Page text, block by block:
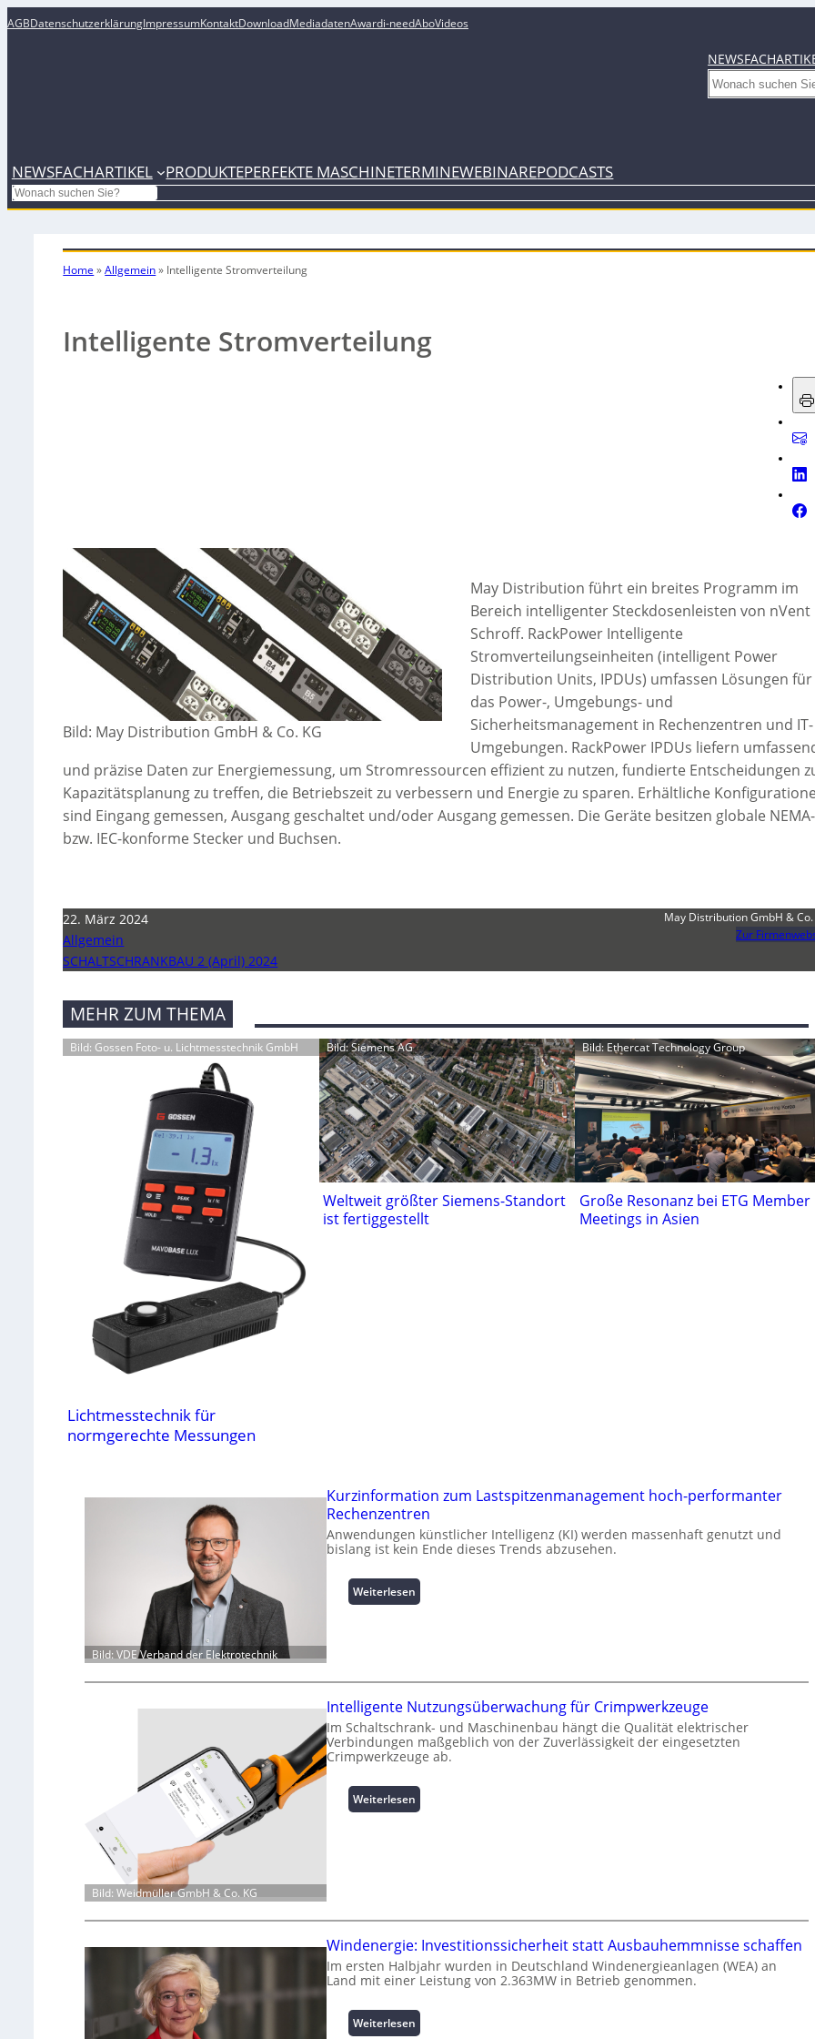
AGBDatenschutzerklärungImpressumKontaktDownloadMediadatenAwardi-needAboVideos
NEWS
Search
NEWSFACHARTIKEL PRODUKTEPERFEKTE MASCHINETERMINEWEBINAREPODCASTS
Search
Home »Allgemein» Intelligente Stromverteilung
Intelligente Stromverteilung
Bild: May Distribution GmbH & Co. KG
May Distribution führt ein breites Programm im
Bereich intelligenter Steckdosenleisten von nVent
Schroff. RackPower Intelligente
Stromverteilungseinheiten (intelligent Power
Distribution Units, IPDUs) umfassen Lösungen für
das Power-, Umgebungs- und
Sicherheitsmanagement in Rechenzentren und IT-
Umgebungen. RackPower IPDUs liefern
und präzise Daten zur Energiemessung, um Stromressourcen effizient zu nutzen, fundierte Entscheidungen
Kapazitätsplanung zu treffen, die Betriebszeit zu verbessern und Energie zu sparen. Erhältliche
sind Eingang gemessen, Ausgang geschaltet und/oder Ausgang gemessen. Die Geräte besitzen globale NEMA-
bzw. IEC-konforme Stecker und Buchsen.
22. März 2024
Allgemein
SCHALTSCHRANKBAU 2 (April) 2024
May Distribution GmbH & Co.
Zur
MEHR ZUM THEMA
Bild: Gossen Foto- u. Lichtmesstechnik GmbH
Lichtmesstechnik für
normgerechte Messungen
Bild: Siemens AG
Weltweit größter Siemens-Standort
ist fertiggestellt
Bild: Ethercat Technology Group
Große Resonanz bei ETG Member
Meetings in Asien
Bild: VDE Verband der Elektrotechnik
Kurzinformation zum Lastspitzenmanagement hoch-performanter
Rechenzentren
Anwendungen künstlicher Intelligenz (KI) werden massenhaft genutzt und
bislang ist kein Ende dieses Trends abzusehen.
Weiterlesen:
K
f
o
r
m
t
i
L
s
t
i
Bild: Weidmüller GmbH & Co. KG
Intelligente Nutzungsüberwachung für Crimpwerkzeuge
Im Schaltschrank- und Maschinenbau hängt die Qualität elektrischer
Verbindungen maßgeblich von der Zuverlässigkeit der eingesetzten
Crimpwerkzeuge ab.
Weiterlesen:
I
i
e
n
N
Windenergie: Investitionssicherheit statt Ausbauhemmnisse schaffen
Im ersten Halbjahr wurden in Deutschland Windenergieanlagen (WEA) an
Land mit einer Leistung von 2.363MW in Betrieb genommen.
Weiterlesen: